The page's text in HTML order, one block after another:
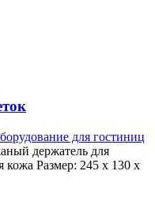
для гостиниц
держатель для
кожа Размер: 245 x 130 x